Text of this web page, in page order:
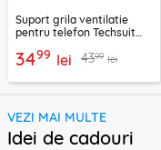
Suport grila ventilatie
pentru telefon Techsuit
3499 lei 4399 lei
VEZI MAI MULTE
Idei de cadouri